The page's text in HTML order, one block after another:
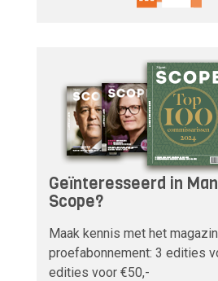
Geïnteresseerd in
Scope?
Maak kennis met het
proefabonnement: 3 edities
edities voor €50,-